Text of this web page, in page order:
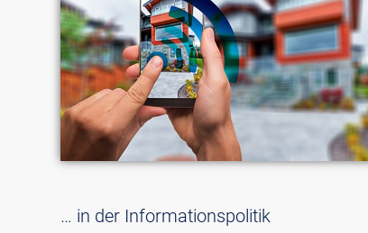
… in der Informationspolitik